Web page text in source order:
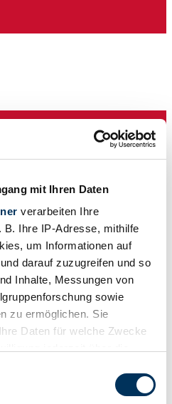
mit Ihren Daten
verarbeiten Ihre
B. Ihre IP-Adresse, mithilfe
um Informationen auf
darauf zuzugreifen und so
Inhalte, Messungen von
sowie
zu ermöglichen. Sie
Daten für welche Zwecke
widerrufen